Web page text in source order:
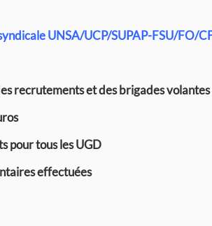
UNSA/UCP/SUPAP-FSU/FO/
recrutements et des brigades
pour tous les UGD
effectuées